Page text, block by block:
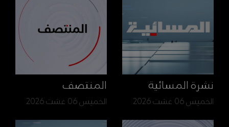
نشرة المسائية
الخميس 06 غشت 2026
المنتصف
الخميس 06 غشت 2026